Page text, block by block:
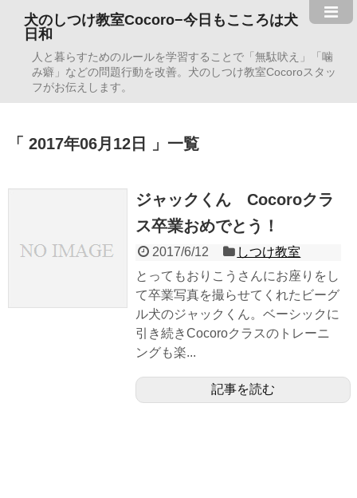
犬のしつけ教室Cocoro−今日もこころは犬
日和
人と暮らすためのルールを学習することで「無駄吠え」「噛
み癖」などの問題行動を改善。犬のしつけ教室Cocoroスタッ
フがお伝えします。
2017年06月12日 一覧
ジャックくん Cocoroクラ
ス卒業おめでとう！
2017/6/12
しつけ教室
とってもおりこうさんにお座りをし
て卒業写真を撮らせてくれたビーグ
ル犬のジャックくん。ベーシックに
引き続きCocoroクラスのトレーニ
ングも楽...
記事を読む